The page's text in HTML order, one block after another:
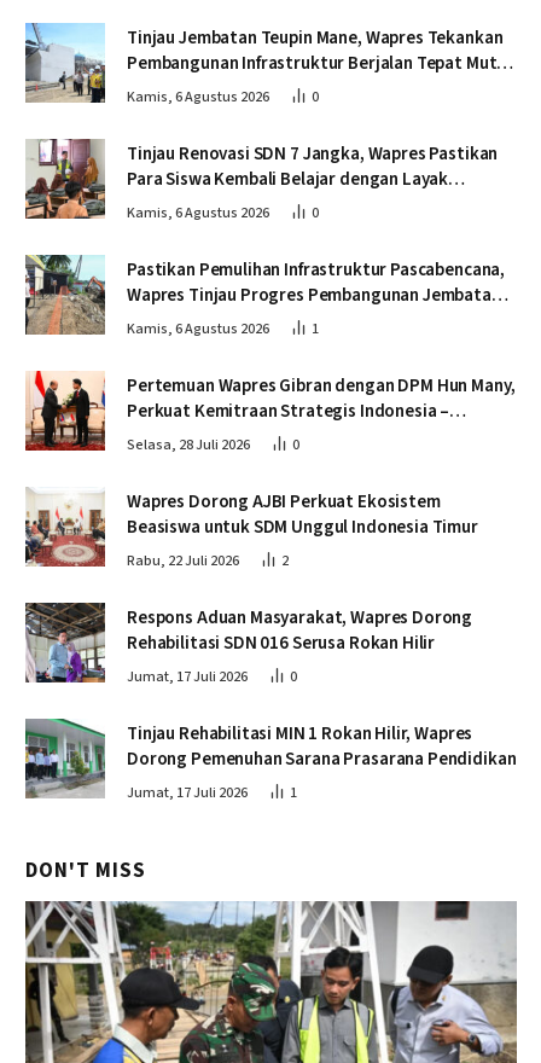
Tinjau Jembatan Teupin Mane, Wapres Tekankan
Pembangunan Infrastruktur Berjalan Tepat Mutu
dan Tepat Waktu
Kamis, 6 Agustus 2026 0
Tinjau Renovasi SDN 7 Jangka, Wapres Pastikan
Para Siswa Kembali Belajar dengan Layak
Pascabencana
Kamis, 6 Agustus 2026 0
Pastikan Pemulihan Infrastruktur Pascabencana,
Wapres Tinjau Progres Pembangunan Jembatan
Krueng Tingkeum Bireuen
Kamis, 6 Agustus 2026 1
Pertemuan Wapres Gibran dengan DPM Hun Many,
Perkuat Kemitraan Strategis Indonesia –
Kamboja
Selasa, 28 Juli 2026 0
Wapres Dorong AJBI Perkuat Ekosistem
Beasiswa untuk SDM Unggul Indonesia Timur
Rabu, 22 Juli 2026 2
Respons Aduan Masyarakat, Wapres Dorong
Rehabilitasi SDN 016 Serusa Rokan Hilir
Jumat, 17 Juli 2026 0
Tinjau Rehabilitasi MIN 1 Rokan Hilir, Wapres
Dorong Pemenuhan Sarana Prasarana Pendidikan
Jumat, 17 Juli 2026 1
DON'T MISS